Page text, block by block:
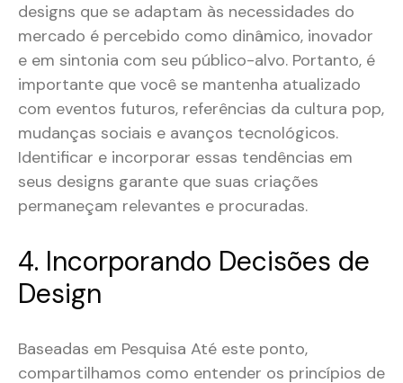
designs que se adaptam às necessidades do
mercado é percebido como dinâmico, inovador
e em sintonia com seu público-alvo. Portanto, é
importante que você se mantenha atualizado
com eventos futuros, referências da cultura pop,
mudanças sociais e avanços tecnológicos.
Identificar e incorporar essas tendências em
seus designs garante que suas criações
permaneçam relevantes e procuradas.
4. Incorporando Decisões de
Design
Baseadas em Pesquisa Até este ponto,
compartilhamos como entender os princípios de